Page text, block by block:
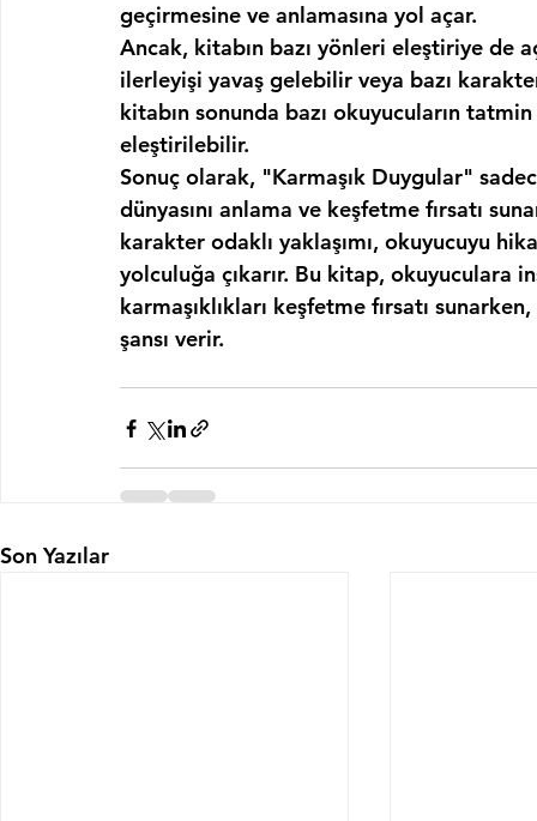
geçirmesine ve anlamasına yol açar.
Ancak, kitabın bazı yönleri eleştiriye de
ilerleyişi yavaş gelebilir veya bazı
kitabın sonunda bazı okuyucuların
eleştirilebilir.
Sonuç olarak, "Karmaşık Duygular"
dünyasını anlama ve keşfetme fırsatı
karakter odaklı yaklaşımı, okuyucuyu
yolculuğa çıkarır. Bu kitap, okuyuculara
karmaşıklıkları keşfetme fırsatı
şansı verir.
Son Yazılar